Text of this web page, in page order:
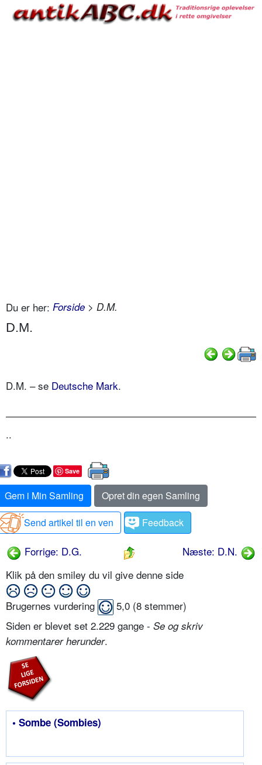
Du er her: Forside > D.M.
D.M.
D.M. – se Deutsche Mark.
..
Save
Gem i Min Samling
Opret din egen Samling
Send artikel til en ven
Feedback
Forrige: D.G.
Næste: D.N.
Klik på den smiley du vil give denne side
Brugernes vurdering 5,0 (8 stemmer)
Siden er blevet set 2.229 gange - Se og skriv
kommentarer herunder.
• Sombe (Sombies)